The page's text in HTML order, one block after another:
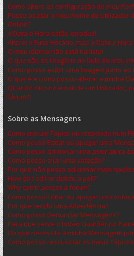
Como altero as configuração do meu
Posso ocultar o meu Nome de Utilizador
Online?
A Data e Hora estão erradas!
Alterei o Fuso Horário, mas a Data e
O meu idioma não está na lista!
O que são as imagens ao lado do meu
Como posso exibir uma Imagem junto
O que é e como posso alterar a minha
Quando clico no email de um Utilizador,
fórum?!
Sobre as Mensagens
Como crio um Tópico ou respondo num
Como posso Editar ou apagar uma
Como posso adicionar uma assinatura
Como posso criar uma votação?
Por que não posso adicionar mais
How do I edit or delete a poll?
Why can’t I access a forum?
Como posso Editar ou apagar uma
Por que recebi uma Advertência?
Como posso Denunciar Mensagens?
Para que serve o botão Guardar no
Do que necessita a minha Mensagem
Como posso ressuscitar os meus